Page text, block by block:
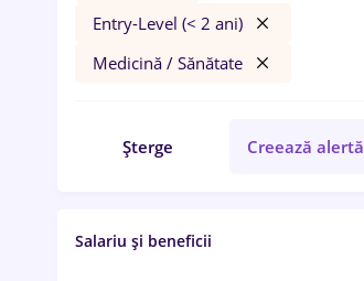
Entry-Level (< 2 ani)
Medicină / Sănătate
Șterge Creează alertă
Salariu și beneficii